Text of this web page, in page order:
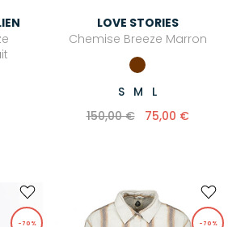
LOVE STORIES
Chemise Breeze Marron
S M
L
150,00 €
75,00 €
-70% -70%